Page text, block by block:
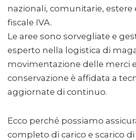
nazionali, comunitarie, estere
fiscale IVA.
Le aree sono sorvegliate e
esperto nella logistica di
movimentazione delle merci
conservazione è affidata a
aggiornate di continuo.
Ecco perché possiamo
completo di carico e scarico